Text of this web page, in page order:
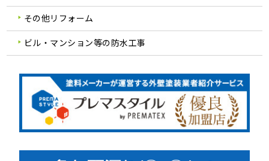
その他リフォーム
ビル・マンション等の防水工事